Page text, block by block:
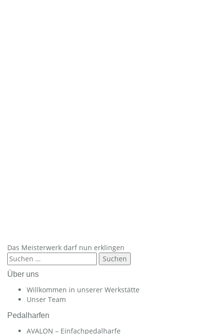
Das Meisterwerk darf nun erklingen
Suchen
nach:
Über uns
Willkommen in unserer Werkstätte
Unser Team
Pedalharfen
AVALON – Einfachpedalharfe